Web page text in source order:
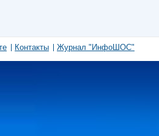
Контакты Журнал "ИнфоШОС"